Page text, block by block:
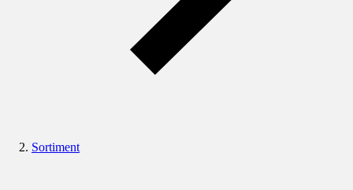
Sortiment